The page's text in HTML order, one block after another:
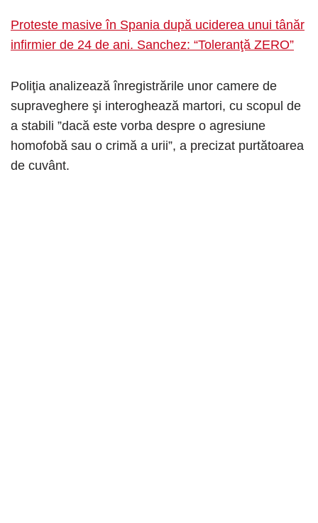
Proteste masive în Spania după uciderea unui tânăr
infirmier de 24 de ani. Sanchez: “Toleranţă ZERO”
Poliţia analizează înregistrările unor camere de
supraveghere şi interoghează martori, cu scopul de
a stabili ”dacă este vorba despre o agresiune
homofobă sau o crimă a urii”, a precizat purtătoarea
de cuvânt.